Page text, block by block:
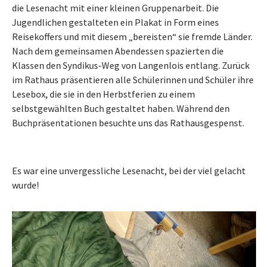
die Lesenacht mit einer kleinen Gruppenarbeit. Die
Jugendlichen gestalteten ein Plakat in Form eines
Reisekoffers und mit diesem „bereisten“ sie fremde Länder.
Nach dem gemeinsamen Abendessen spazierten die
Klassen den Syndikus-Weg von Langenlois entlang. Zurück
im Rathaus präsentieren alle Schülerinnen und Schüler ihre
Lesebox, die sie in den Herbstferien zu einem
selbstgewählten Buch gestaltet haben. Während den
Buchpräsentationen besuchte uns das Rathausgespenst.
Es war eine unvergessliche Lesenacht, bei der viel gelacht
wurde!